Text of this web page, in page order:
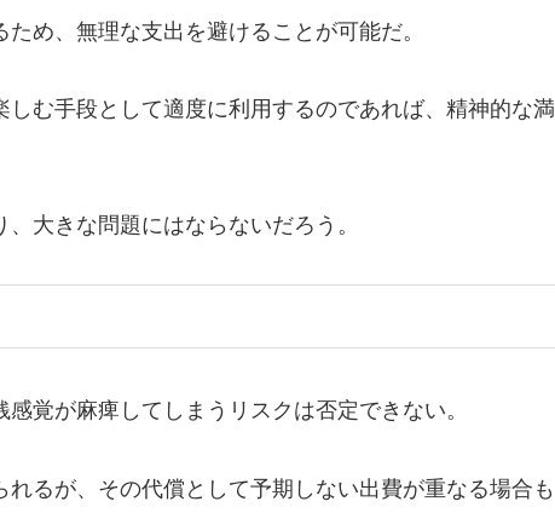
め、無理な支出を避けることが可能だ。
む手段として適度に利用するのであれば、精神的な満
大きな問題にはならないだろう。
覚が麻痺してしまうリスクは否定できない。
るが、その代償として予期しない出費が重なる場合も